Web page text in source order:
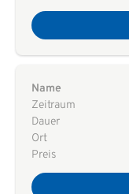
Name
Zeitraum
Dauer
Ort
Preis